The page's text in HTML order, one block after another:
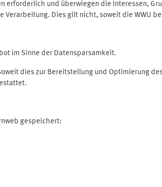
erforderlich und überwiegen die Interessen,
Verarbeitung. Dies gilt nicht, soweit die WWU
im Sinne der Datensparsamkeit.
dies zur Bereitstellung und Optimierung
gespeichert: